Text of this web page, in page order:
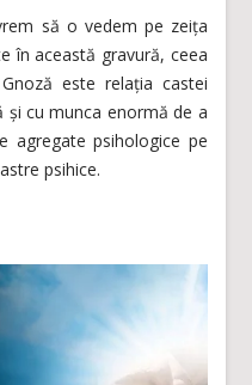
să o vedem pe zeița
în această gravură, ceea
este relația castei
și cu munca enormă de a
agregate psihologice pe
psihice.